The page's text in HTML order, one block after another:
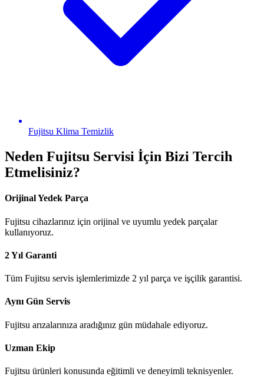
Fujitsu Klima Temizlik
Neden Fujitsu Servisi İçin Bizi Tercih
Etmelisiniz?
Orijinal Yedek Parça
Fujitsu cihazlarınız için orijinal ve uyumlu yedek parçalar
kullanıyoruz.
2 Yıl Garanti
Tüm Fujitsu servis işlemlerimizde 2 yıl parça ve işçilik garantisi.
Aynı Gün Servis
Fujitsu arızalarınıza aradığınız gün müdahale ediyoruz.
Uzman Ekip
Fujitsu ürünleri konusunda eğitimli ve deneyimli teknisyenler.